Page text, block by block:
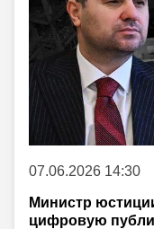
07.06.2026 14:30
Министр
цифровую